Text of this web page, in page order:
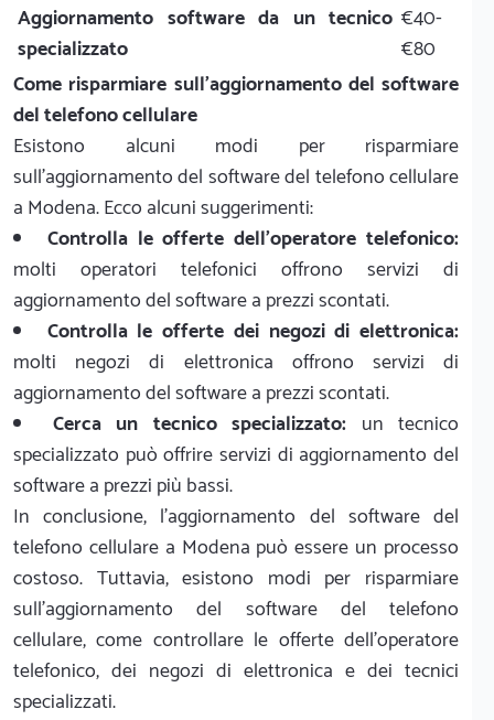
Aggiornamento software da un tecnico
specializzato
€40-
€80
Come risparmiare sull'aggiornamento del software
del telefono cellulare
Esistono alcuni modi per risparmiare
sull'aggiornamento del software del telefono cellulare
a Modena. Ecco alcuni suggerimenti:
Controlla le offerte dell'operatore telefonico:
molti operatori telefonici offrono servizi di
aggiornamento del software a prezzi scontati.
Controlla le offerte dei negozi di elettronica:
molti negozi di elettronica offrono servizi di
aggiornamento del software a prezzi scontati.
Cerca un tecnico specializzato: un tecnico
specializzato può offrire servizi di aggiornamento del
software a prezzi più bassi.
In conclusione, l'aggiornamento del software del
telefono cellulare a Modena può essere un processo
costoso. Tuttavia, esistono modi per risparmiare
sull'aggiornamento del software del telefono
cellulare, come controllare le offerte dell'operatore
telefonico, dei negozi di elettronica e dei tecnici
specializzati.